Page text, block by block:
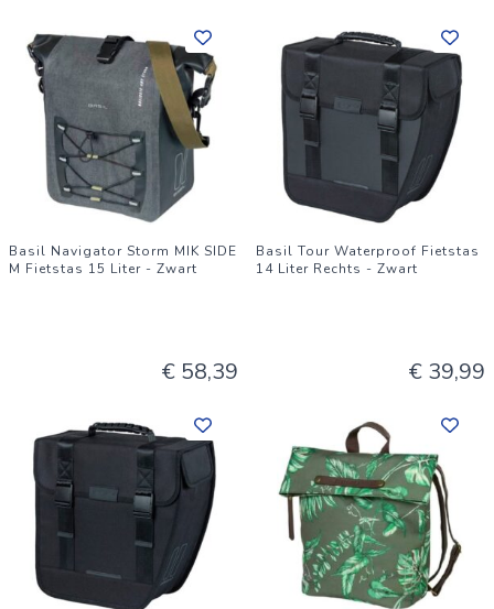
Basil Navigator Storm MIK SIDE
M Fietstas 15 Liter - Zwart
€ 58,39
Basil Tour Waterproof Fietstas
14 Liter Rechts - Zwart
€ 39,99